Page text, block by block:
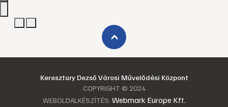
›
Keresztury Dezső Városi Művelődési Központ
COPYRIGHT © 2024
WEBOLDALKÉSZÍTÉS: Webmark Europe Kft.